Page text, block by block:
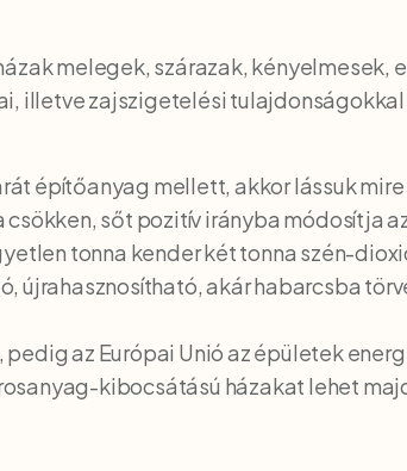
melegek, szárazak, kényelmesek,
illetve zajszigetelési tulajdonságokkal
építőanyag mellett, akkor lássuk
sőt pozitív irányba módosítja
tonna kender két tonna szén-
akár habarcsba
az Európai Unió az épületek
kibocsátású házakat lehet